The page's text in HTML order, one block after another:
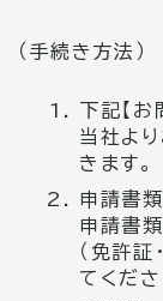
（手続き方法）
下記【お
当社よ
きます。
申請書
申請書
（免許証
てくださ